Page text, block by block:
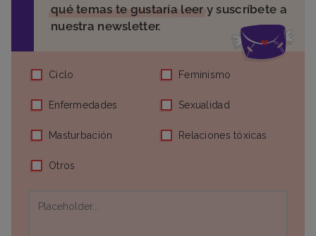
qué temas te gustaría leer y suscríbete a
nuestra newsletter.
Ciclo Feminismo
Enfermedades Sexualidad
Masturbación Relaciones tóxicas
Otros